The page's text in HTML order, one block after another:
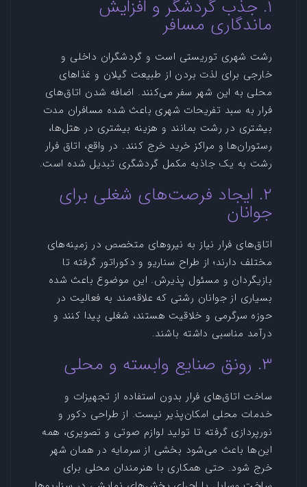
۱. جذب گردشگر و افزایش
ماندگاری مسافر
رشت شهری توریستی است و گردشگران داخلی و
خارجی برای لذت بردن از طبیعت گیلان و غذاهای
محلی به این شهر سفر می‌کنند. اضافه شدن اتاق‌های
فرار به سبد تفریحات شهری باعث شده مسافران مدت
بیشتری در رشت بمانند و هزینه بیشتری در هتل‌ها،
رستوران‌ها و مراکز خرید خرج کنند. در واقع، اتاق فرار
رشت به یک جاذبه مکمل گردشگری تبدیل شده است.
۲. ایجاد فرصت‌های شغلی برای
جوانان
اتاق‌های فرار نیاز به نیروهای متخصص در زمینه‌های
مختلف دارند؛ از طراح سناریو و دکوراتور گرفته تا
بازیگردان و مسئول پذیرش. این موضوع باعث شده
بسیاری از جوانان رشتی که علاقه‌مند به فعالیت در
حوزه سرگرمی و خلاقیت هستند، شغلی پیدا کنند و
درآمد مناسبی داشته باشند.
۳. رونق صنایع وابسته و محلی
ساخت اتاق‌های فرار بدون استفاده از تجهیزات و
خدمات محلی امکان‌پذیر نیست. از طراحی دکور و
نورپردازی گرفته تا تولید لوازم صوتی و تصویری، همه
این‌ها باعث می‌شود بخشی از سرمایه در همان شهر
خرج شود. حتی همکاری با هنرمندان محلی برای